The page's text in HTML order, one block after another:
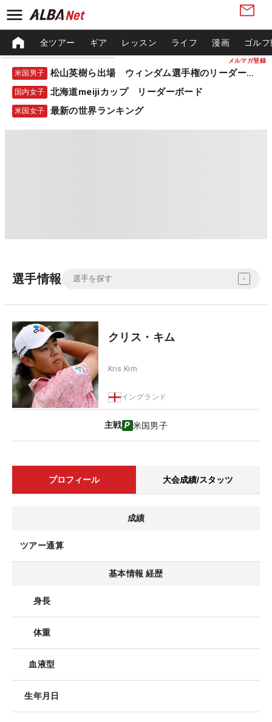
メルマガ登録
全ツアー ギア レッスン ライフ 漫画 ゴル
米国男子 松山英樹ら出場 ウィンダム選手権のリーダーボード
国内女子 北海道meijiカップ リーダーボード
米国女子 最新の世界ランキング
選手情報
クリス・キム
Kris Kim
イングランド
主戦 米国男子
プロフィール 大会成績/スタッツ
成績
ツアー通算
基本情報 経歴
身長
体重
血液型
生年月日